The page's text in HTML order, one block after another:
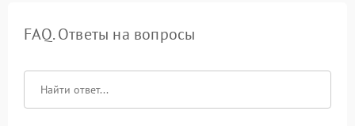
FAQ. Ответы на вопросы